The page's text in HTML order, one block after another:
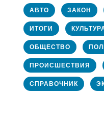
АВТО ЗАКОН
ИТОГИ
ОБЩЕСТВО
ПРОИСШЕСТВИЯ
СПРАВОЧНИК